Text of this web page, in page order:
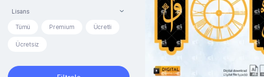
Lisans
Tümü Premium Ücretli
Ücretsiz